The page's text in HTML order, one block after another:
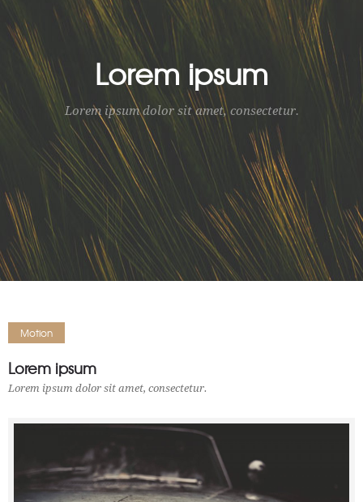
Lorem ipsum
Lorem ipsum dolor sit amet, consectetur.
Motion
Lorem ipsum
Lorem ipsum dolor sit amet, consectetur.